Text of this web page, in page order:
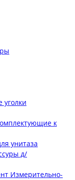
к
унитаза
д/
Измерительно-